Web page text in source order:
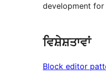
development for
ਵਿਸ਼ੇਸ਼ਤਾਵਾਂ
Block editor